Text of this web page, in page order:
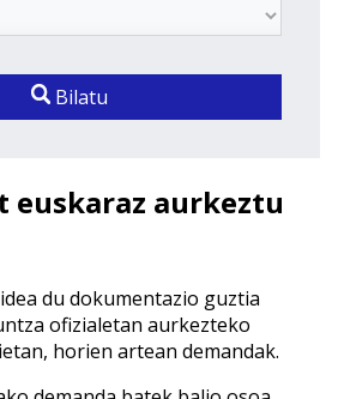
Bilatu
euskaraz aurkeztu
du dokumentazio guztia
ofizialetan aurkezteko
horien artean demandak.